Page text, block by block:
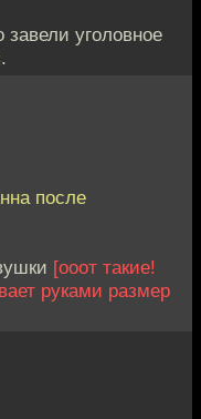
завели уголовное
после
[ооот такие!
руками размер